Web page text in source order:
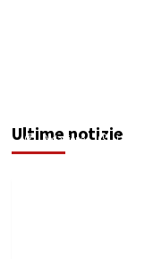
Ultime notizie
Redazione 12/06/2026